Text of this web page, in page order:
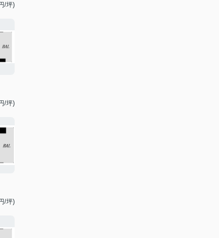
/坪)
/坪)
/坪)